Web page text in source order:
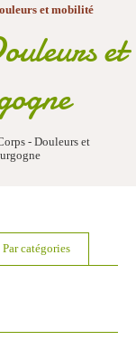
et mobilité
et
- Douleurs et
Par catégories